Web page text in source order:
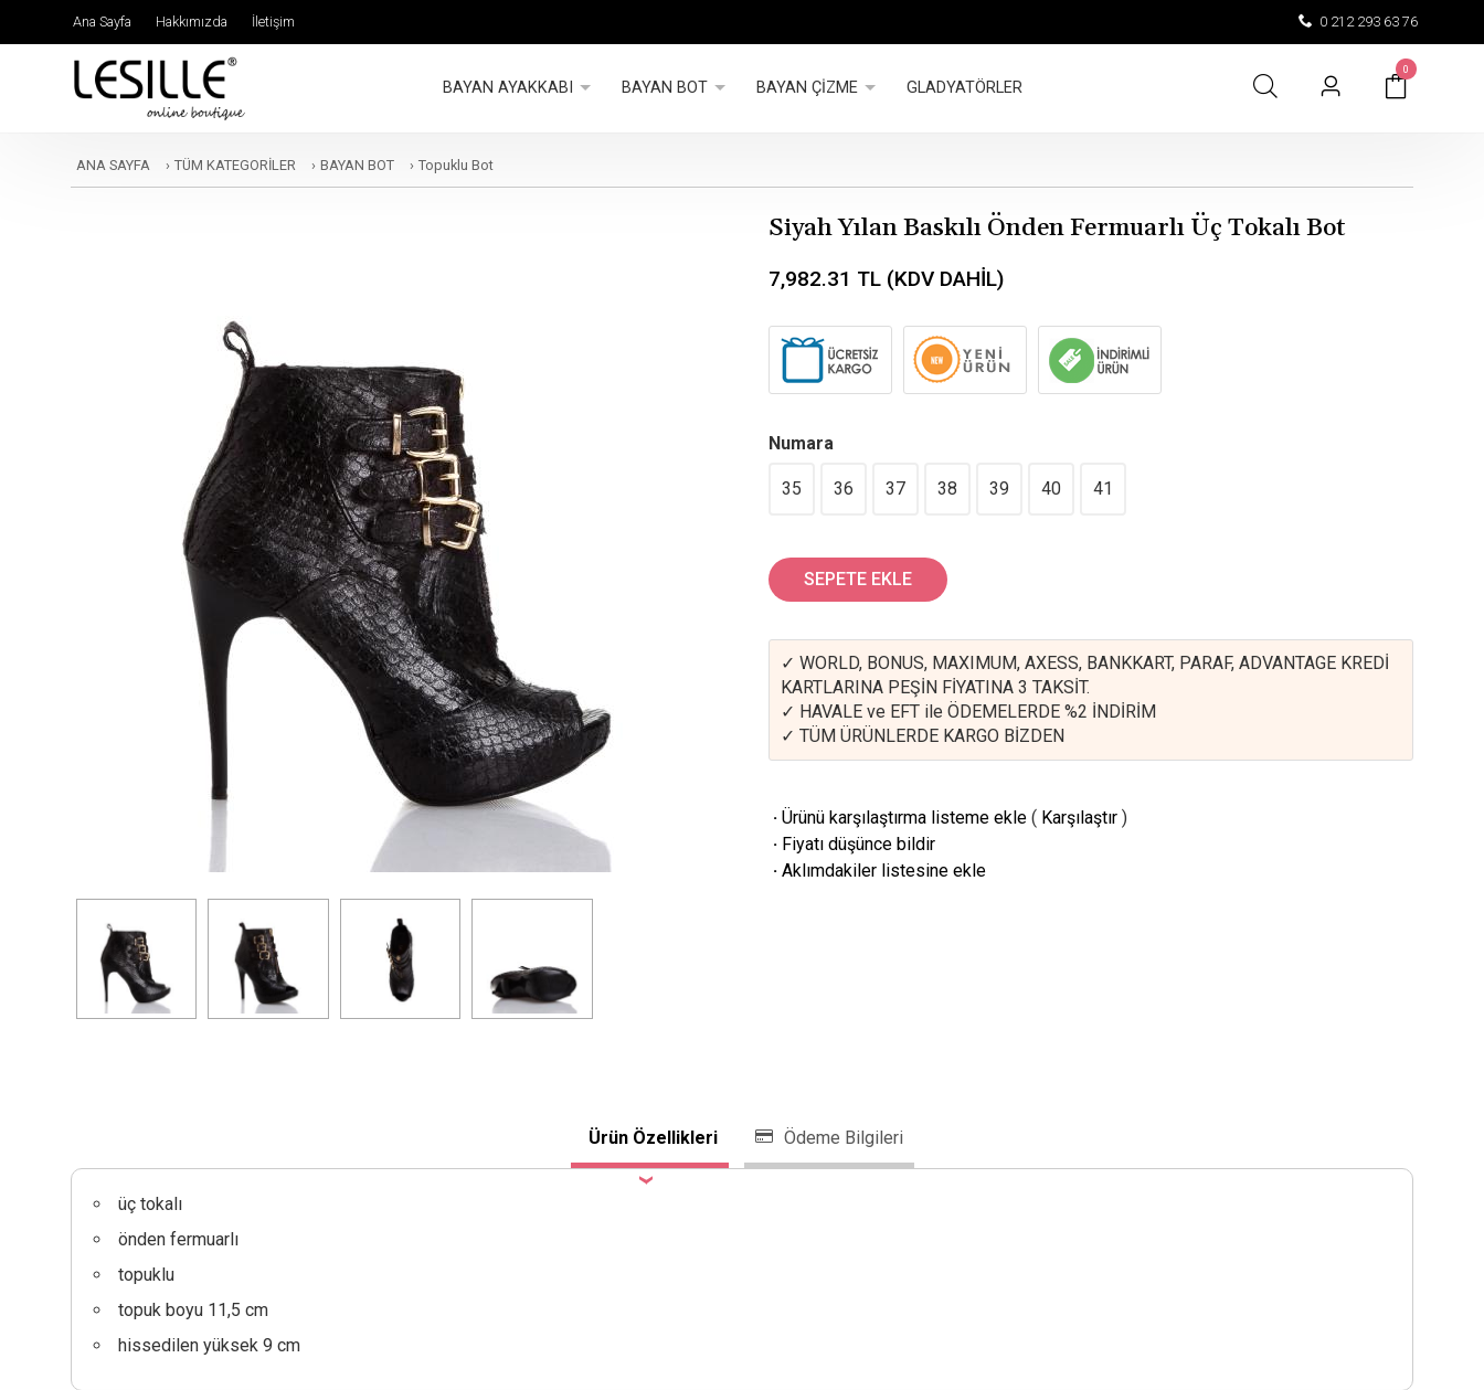
Ana Sayfa Hakkımızda İletişim 0 212 293 63 76
BAYAN AYAKKABI BAYAN BOT BAYAN ÇİZME GLADYATÖRLER
0
ANA SAYFA › TÜM KATEGORİLER › BAYAN BOT › Topuklu Bot
Siyah Yılan Baskılı Önden Fermuarlı Üç Tokalı Bot
7,982.31 TL (KDV DAHİL)
Numara
35 36 37 38 39 40 41
SEPETE EKLE
✓ WORLD, BONUS, MAXIMUM, AXESS, BANKKART, PARAF, ADVANTAGE KREDİ
KARTLARINA PEŞİN FİYATINA 3 TAKSİT.
✓ HAVALE ve EFT ile ÖDEMELERDE %2 İNDİRİM
✓ TÜM ÜRÜNLERDE KARGO BİZDEN
·Ürünü karşılaştırma listeme ekle ( Karşılaştır )
· Fiyatı düşünce bildir
·Aklımdakiler listesine ekle
Ürün Özellikleri Ödeme Bilgileri
üç tokalı
önden fermuarlı
topuklu
topuk boyu 11,5 cm
hissedilen yüksek 9 cm